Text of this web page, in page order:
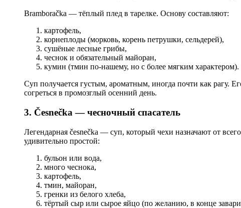
Bramboračka — тёплый плед в тарелке. Основу составляют:
картофель,
корнеплоды (морковь, корень петрушки, сельдерей),
сушёные лесные грибы,
чеснок и обязательный майоран,
кумин (тмин по-нашему, но с более мягким характером).
Суп получается густым, ароматным, иногда почти как рагу.
согреться в промозглый осенний день.
3. Česnečka — чесночный спасатель
Легендарная česnečka — суп, который чехи назначают от
удивительно простой:
бульон или вода,
много чеснока,
картофель,
тмин, майоран,
гренки из белого хлеба,
тёртый сыр или сырое яйцо (по желанию, в конце